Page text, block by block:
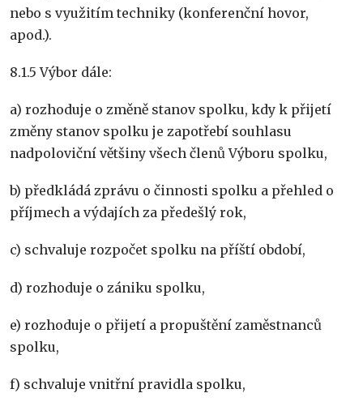
nebo s využitím techniky (konferenční hovor,
apod.).
8.1.5 Výbor dále:
a) rozhoduje o změně stanov spolku, kdy k přijetí
změny stanov spolku je zapotřebí souhlasu
nadpoloviční většiny všech členů Výboru spolku,
b) předkládá zprávu o činnosti spolku a přehled o
příjmech a výdajích za předešlý rok,
c) schvaluje rozpočet spolku na příští období,
d) rozhoduje o zániku spolku,
e) rozhoduje o přijetí a propuštění zaměstnanců
spolku,
f) schvaluje vnitřní pravidla spolku,